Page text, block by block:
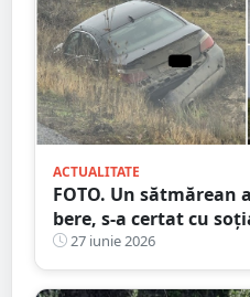
ACTUALITATE
FOTO. Un
bere, s-a certat cu
BMW-ul peste sensul
27 iunie 2026